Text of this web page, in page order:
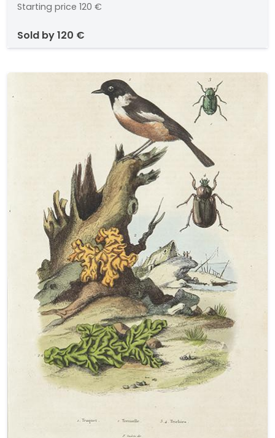
numerados. Medidas 275 x 210 mm cada uno. .
de la célebre obra del entomólogo alemán Karl
"Schmetterlingsbuch", Sttutgart, 1899 dedicado
a las mariposas de todos los continentes.
Starting price 120 €
sold by120 €